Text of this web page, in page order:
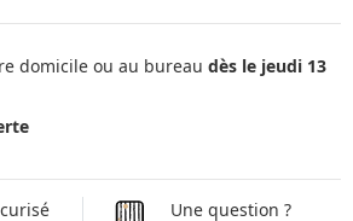
domicile ou au bureau dès le jeudi 13
Une question ?